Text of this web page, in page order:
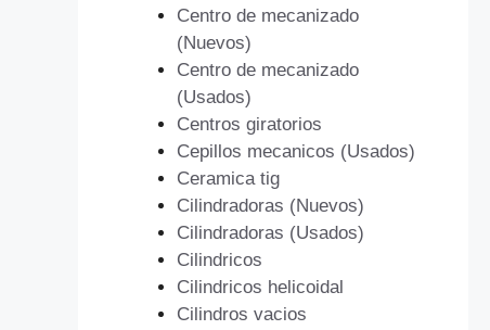
Centro de mecanizado
(Nuevos)
Centro de mecanizado
(Usados)
Centros giratorios
Cepillos mecanicos (Usados)
Ceramica tig
Cilindradoras (Nuevos)
Cilindradoras (Usados)
Cilindricos
Cilindricos helicoidal
Cilindros vacios